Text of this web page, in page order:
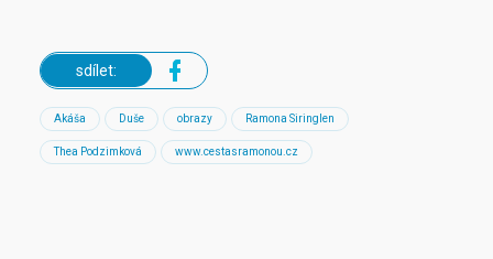
sdílet:
Akáša Duše obrazy Ramona Siringlen
Thea Podzimková www.cestasramonou.cz